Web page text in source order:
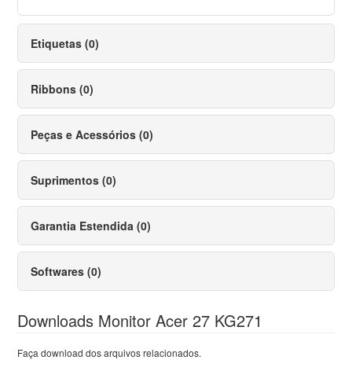
Etiquetas (0)
Ribbons (0)
Peças e Acessórios (0)
Suprimentos (0)
Garantia Estendida (0)
Softwares (0)
Downloads Monitor Acer 27 KG271
Faça download dos arquivos relacionados.